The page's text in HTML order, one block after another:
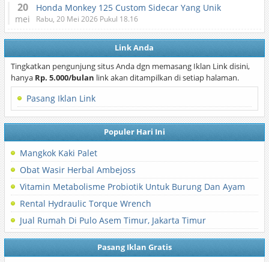
20
mei
Honda Monkey 125 Custom Sidecar Yang Unik
Rabu, 20 Mei 2026 Pukul 18.16
Link Anda
Tingkatkan pengunjung situs Anda dgn memasang Iklan Link disini,
hanya Rp. 5.000/bulan link akan ditampilkan di setiap halaman.
Pasang Iklan Link
Populer Hari Ini
Mangkok Kaki Palet
Obat Wasir Herbal Ambejoss
Vitamin Metabolisme Probiotik Untuk Burung Dan Ayam
Rental Hydraulic Torque Wrench
Jual Rumah Di Pulo Asem Timur, Jakarta Timur
Pasang Iklan Gratis